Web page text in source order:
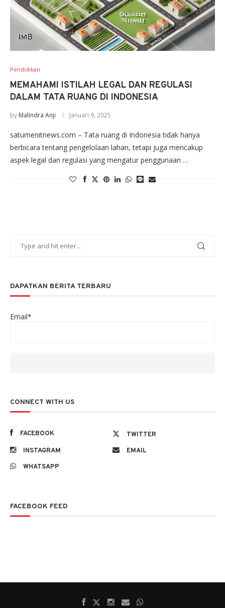
Pendidikan
MEMAHAMI ISTILAH LEGAL DAN REGULASI
DALAM TATA RUANG DI INDONESIA
by Malindra Anji Januari 9, 2025
satumenitnews.com – Tata ruang di Indonesia tidak hanya
berbicara tentang pengelolaan lahan, tetapi juga mencakup
aspek legal dan regulasi yang mengatur penggunaan …
DAPATKAN BERITA TERBARU
Email*
CONNECT WITH US
FACEBOOK
TWITTER
INSTAGRAM
EMAIL
WHATSAPP
FACEBOOK FEED